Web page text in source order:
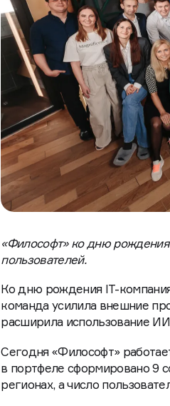
«Философт» ко дню рождения
пользователей.
Ко дню рождения IT-
команда усилила внешние
расширила использование
Сегодня «Философт»
в портфеле сформировано 9
регионах, а число